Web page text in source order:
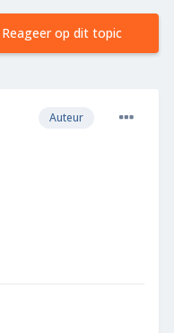
Reageer op dit topic
Auteur